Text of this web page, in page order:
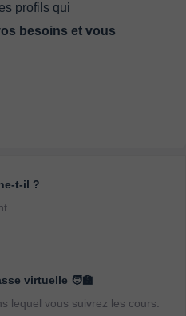
profils qui
besoins et vous
t-il ?
virtuelle 🧑‍🏫
lequel vous suivrez les cours.